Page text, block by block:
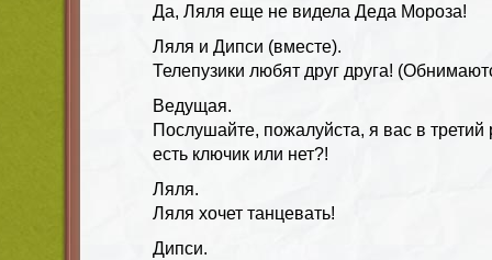
Да, Ляля еще не видела Деда Мороза!
Ляля и Дипси (вместе).
Телепузики любят друг друга!
Ведущая.
Послушайте, пожалуйста, я вас в
есть ключик или нет?!
Ляля.
Ляля хочет танцевать!
Дипси.